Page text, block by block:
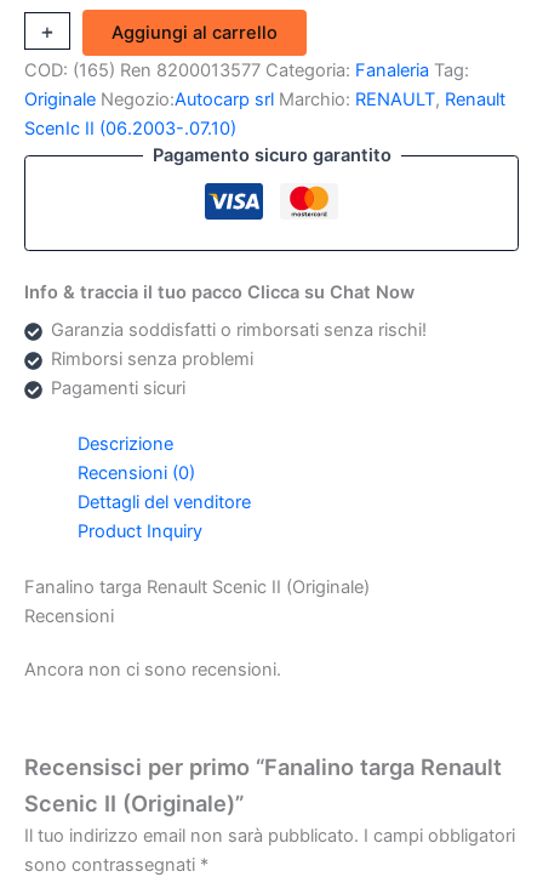
-
Fanalino
targa
Renault
Scenic
II
(Originale)
+
Aggiungi al carrello
COD: (165) Ren 8200013577 Categoria: Fanaleria Tag:
Originale Negozio:Autocarp srl Marchio: RENAULT, Renault
ScenIc II (06.2003-.07.10)
Pagamento sicuro garantito
Info & traccia il tuo pacco Clicca su Chat Now
Garanzia soddisfatti o rimborsati senza rischi!
Rimborsi senza problemi
Pagamenti sicuri
Descrizione
Recensioni (0)
Dettagli del venditore
Product Inquiry
Fanalino targa Renault Scenic II (Originale)
Recensioni
Ancora non ci sono recensioni.
Recensisci per primo “Fanalino targa Renault
Scenic II (Originale)”
Il tuo indirizzo email non sarà pubblicato. I campi obbligatori
sono contrassegnati *